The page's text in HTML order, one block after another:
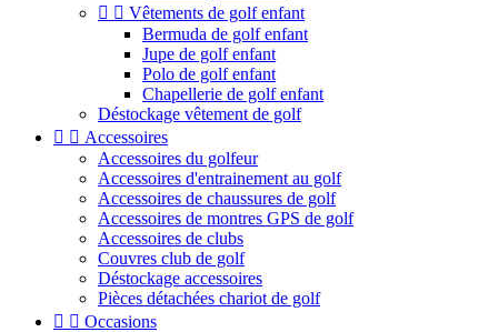
  Vêtements de golf enfant
Bermuda de golf enfant
Jupe de golf enfant
Polo de golf enfant
Chapellerie de golf enfant
Déstockage vêtement de golf
  Accessoires
Accessoires du golfeur
Accessoires d'entrainement au golf
Accessoires de chaussures de golf
Accessoires de montres GPS de golf
Accessoires de clubs
Couvres club de golf
Déstockage accessoires
Pièces détachées chariot de golf
  Occasions